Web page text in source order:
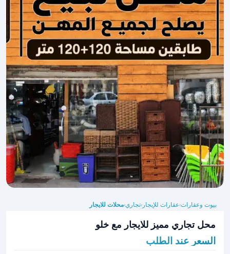
بيوت وعقارات›عقارات للإيجار ›تجاري›محلات للايجار
محل تجاري مميز للايجار مع خلو
السعر عند الطلب